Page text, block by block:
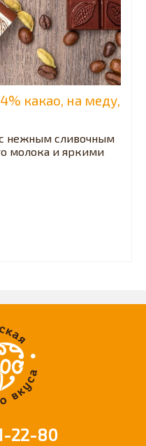
какао, на меду,
нежным сливочным
молока и яркими
22-80